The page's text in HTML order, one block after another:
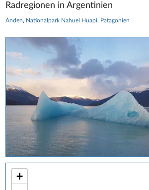
+
Radregionen in Argentinien
Anden Nationalpark Nahuel Huapi Patagonien